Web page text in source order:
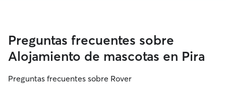
Preguntas frecuentes sobre
Alojamiento de mascotas en Pira
Preguntas frecuentes sobre Rover